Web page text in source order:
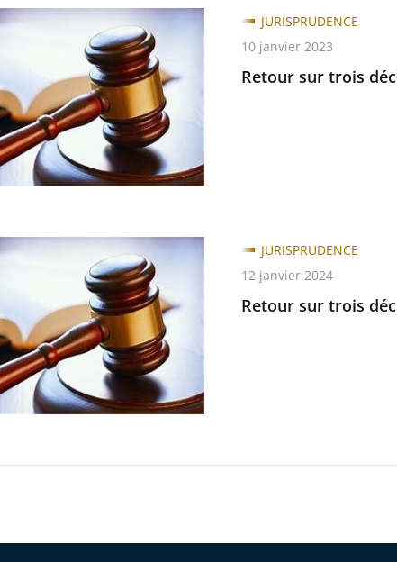
Retour sur trois
JURISPRUDENCE
10 janvier 2023
Retour sur trois
JURISPRUDENCE
12 janvier 2024